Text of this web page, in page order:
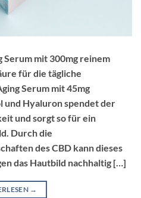
Serum mit 300mg reinem
für die tägliche
Serum mit 45mg
und Hyaluron spendet der
und sorgt so für ein
Durch die
des CBD kann dieses
das Hautbild nachhaltig […]
→